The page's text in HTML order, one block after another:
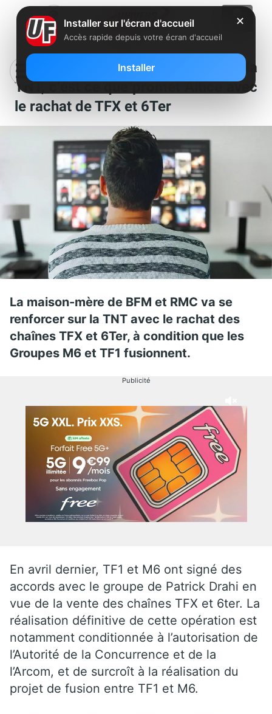
De nouvelles chaînes enrichies sur la
TNT, c’est ce que promet Altice avec
le rachat de TFX et 6Ter
La maison-mère de BFM et RMC va se
renforcer sur la TNT avec le rachat des
chaînes TFX et 6Ter, à condition que les
Groupes M6 et TF1 fusionnent.
Publicité
En avril dernier, TF1 et M6 ont signé des
accords avec le groupe de Patrick Drahi en
vue de la vente des chaînes TFX et 6ter. La
réalisation définitive de cette opération est
notamment conditionnée à l’autorisation de
l’Autorité de la Concurrence et de la
l’Arcom, et de surcroît à la réalisation du
projet de fusion entre TF1 et M6.
✕
Installer sur l'écran d'accueil
Accès rapide depuis votre écran d'accueil
Installer